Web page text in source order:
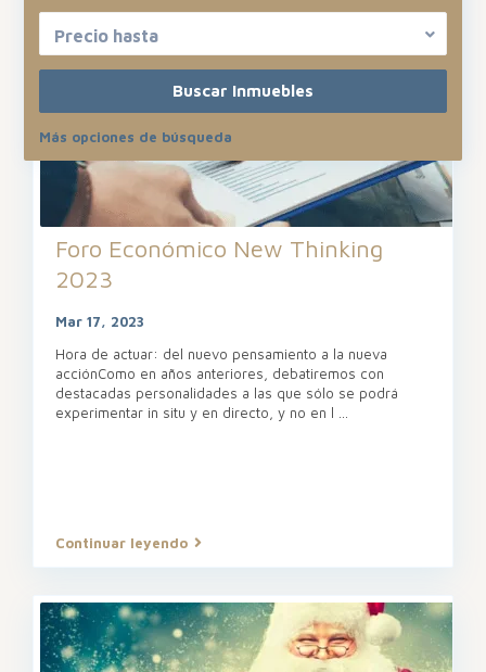
Precio hasta
Más opciones de búsqueda
Foro Económico New Thinking
2023
Mar 17, 2023
Hora de actuar: del nuevo pensamiento a la nueva
acciónComo en años anteriores, debatiremos con
destacadas personalidades a las que sólo se podrá
experimentar in situ y en directo, y no en l
Continuar leyendo